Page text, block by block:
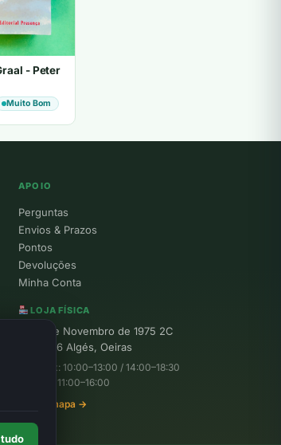
- Peter
Muito Bom
APOIO
Perguntas
Envios & Prazos
Pontos
Devoluções
Minha Conta
LOJA FÍSICA
R. 25 de Novembro de 1975 2C
1495-156 Algés, Oeiras
Seg–Sex: 10:00–13:00 / 14:00–18:30
Sábado: 11:00–16:00
Ver no mapa →